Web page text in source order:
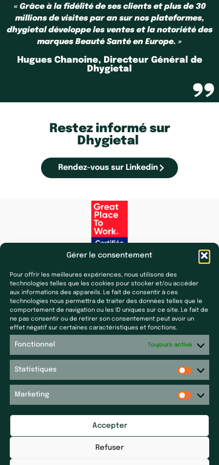
Gérer le consentement
Pour offrir les meilleures expériences, nous utilisons des
technologies telles que les cookies pour stocker et/ou accéder
aux informations des appareils. Le fait de consentir à ces
technologies nous permettra de traiter des données telles que le
comportement de navigation ou les ID uniques sur ce site. Le fait de
ne pas consentir ou de retirer son consentement peut avoir un
effet négatif sur certaines caractéristiques et fonctions.
Fonctionnel Toujours activé
Statistiques
Marketing
Accepter
Refuser
« Grâce à la fidélité de ses clients et plus de 30
millions de visites par an sur nos plateformes,
dhygietal développe les ventes et la notoriété des
marques Beauté Santé en Europe. »
Hugues Chanoine, Directeur Général de
Dhygietal
Restez informé sur
Dhygietal
Rendez-vous sur Linkedin
Nos filiales
Laf Santé
Ecoceutics
Gener+
Elsker Group
Magdaléon
Quartz
RPM
Galileolife farmacie
Presse & actualités
Toutes nos actualités
Presse
Contact